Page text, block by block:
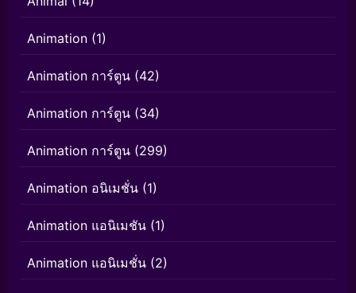
Animation (1)
Animation การ์ตูน (42)
Animation การ์ตูน (34)
Animation การ์ตูน (299)
Animation อนิเมชั่น (1)
Animation แอนิเมชัน (1)
Animation แอนิเมชั่น (2)